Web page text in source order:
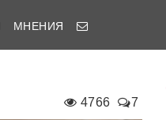
МНЕНИЯ
4766 7